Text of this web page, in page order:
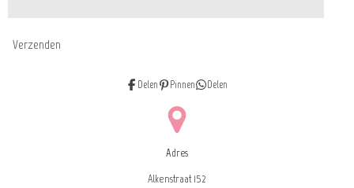
Verzenden
Delen Pinnen Delen
Adres
Alkenstraat 152